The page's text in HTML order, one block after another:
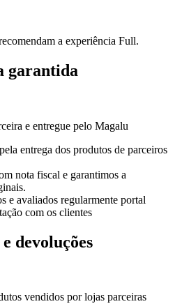
a experiência Full.
garantida
e entregue pelo Magalu
entrega dos produtos de parceiros
nota fiscal e garantimos a
e avaliados regularmente portal
com os clientes
devoluções
vendidos por lojas parceiras